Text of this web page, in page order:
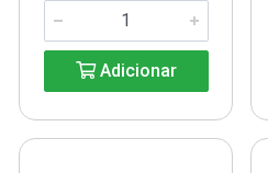
Adicionar